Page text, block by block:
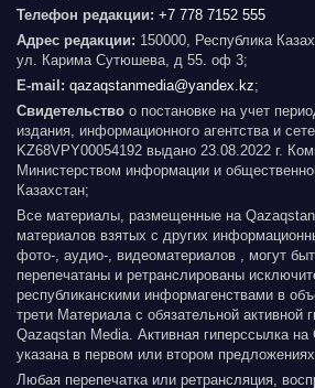
Телефон редакции: +7 778 7152 555
Адрес редакции: 150000, Республика
ул. Карима Сутюшева, д 55. оф 3;
E-mail: qazaqstanmedia@yandex.kz;
Свидетельство о постановке на учет
издания, информационного агентства и
KZ68VPY00054192 выдано 23.08.2022 г.
Министерством информации и
Казахстан;
Все материалы, размещенные на
материалов взятых с других
фото-, аудио-, видеоматериалов , могут
перепечатаны и ретранслированы
республиканскими информагенствами в
трети Материала с обязательной активной
Qazaqstan Media. Активная гиперссылка
указана в первом или втором
Любая перепечатка или ретрансляция,